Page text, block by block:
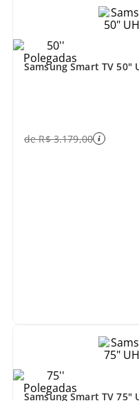
Samsung Smart TV 50"
deR$ 3.179,00
Samsung Smart TV 75"